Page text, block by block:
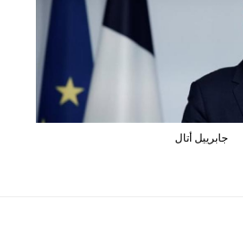
جابرييل أتال